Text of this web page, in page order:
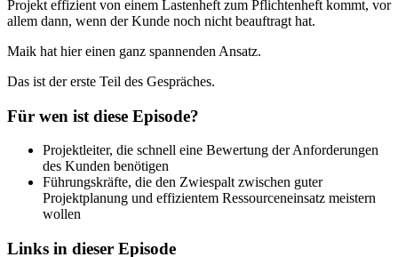
Projekt effizient von einem Lastenheft zum Pflichtenheft kommt, vor
allem dann, wenn der Kunde noch nicht beauftragt hat.
Maik hat hier einen ganz spannenden Ansatz.
Das ist der erste Teil des Gespräches.
Für wen ist diese Episode?
Projektleiter, die schnell eine Bewertung der Anforderungen
des Kunden benötigen
Führungskräfte, die den Zwiespalt zwischen guter
Projektplanung und effizientem Ressourceneinsatz meistern
wollen
Links in dieser Episode